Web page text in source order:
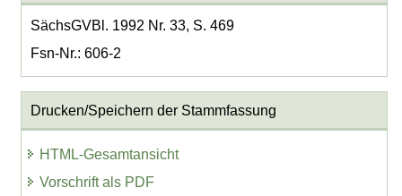
SächsGVBl. 1992 Nr. 33, S. 469
Fsn-Nr.: 606-2
Drucken/Speichern der Stammfassung
HTML-Gesamtansicht
Vorschrift als PDF